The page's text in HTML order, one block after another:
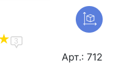
3
Арт.: 712